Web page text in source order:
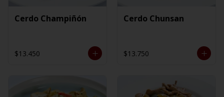
Cerdo Champiñón
$13.450
Cerdo Chunsan
$13.750